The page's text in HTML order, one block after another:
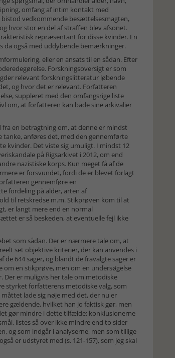
omfang af intim kontakt med
vedkommende besættelsesmagten,
hvor stor en del af straffen blev afsonet.
repræsentant for disse kvinder. En
da også med uddybende bemærkninger.
eller en ansats til en sådan. Efter
Forskningsoversigt er som
relevant forskningslitteratur løbende
og hvor det er relevant. Forfatteren
suppleret med den omfangsrige liste
om, at forfatteren kan både sine arkivalier
en betragtning om, at denne er mindst
anføres det, med den gennemførte
kvinder. Det viste sig umuligt. I mindst 12
på Rigsarkivet i 2012, om end
nazistiske korps. Kun meget få af de
er forsvundet, fordi de er blevet forlagt
gennemføre en
fordeling på alder, arten af
til retskredse m.m. Stikprøven kom til at
er langt mere end en normal
er så beskeden, at eventuelle fejl ikke
som sådan. Der er nærmere tale om, at
set objektive kriterier, der kan anvendes i
644 sager, og blandt de fravalgte sager er
om en stikprøve, men om en undersøgelse
er muligvis her tale om metodiske
styrket forfatterens metodiske valg, som
lade sig nøje med det, der nu er
gældende, hvilket han jo faktisk gør, men
gør mindre i dette tilfælde; konklusionerne
listes så over ikke mindre end to sider
og som indgår i analyserne, men som tillige
er udstyret med (s. 121-157), som jeg skal